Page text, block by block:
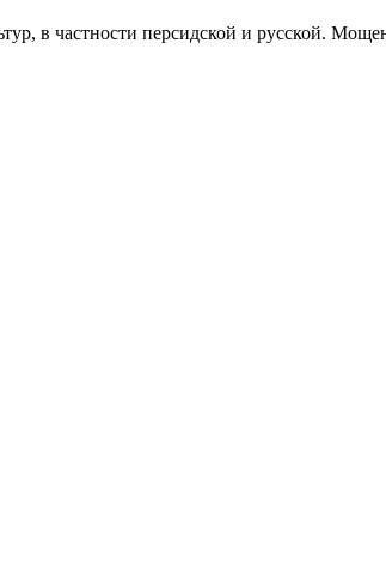
в частности персидской и русской.